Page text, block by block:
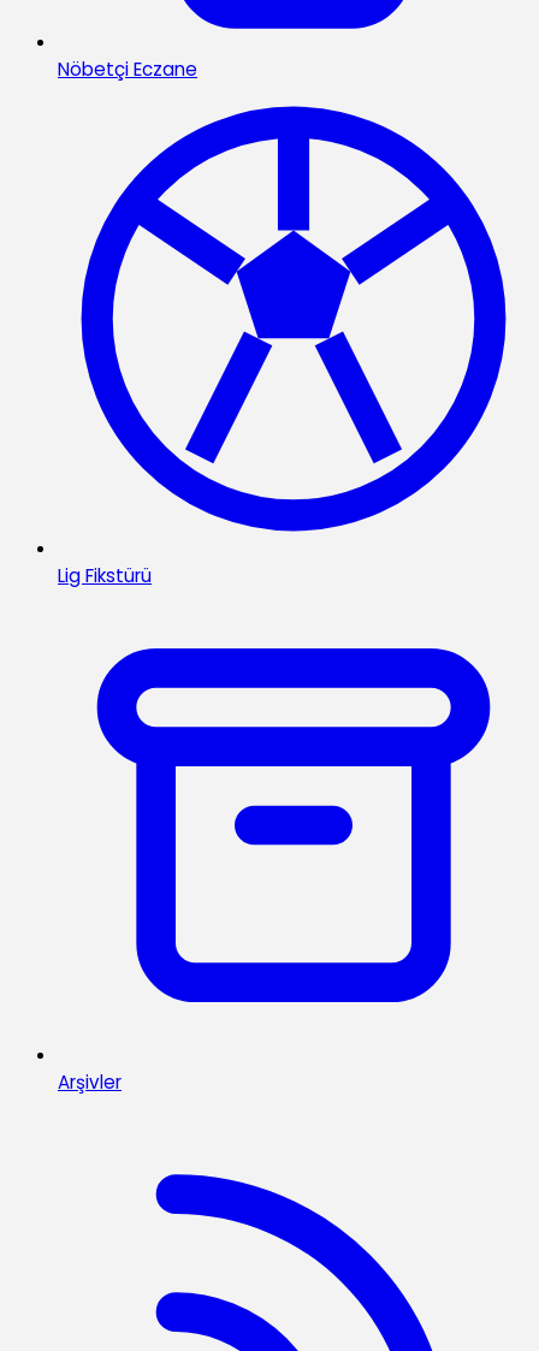
Nöbetçi Eczane
Lig Fikstürü
Arşivler